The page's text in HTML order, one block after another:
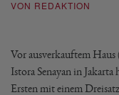
VON REDAKTION
Vor ausverkauftem
Istora Senayan in
Ersten mit einem